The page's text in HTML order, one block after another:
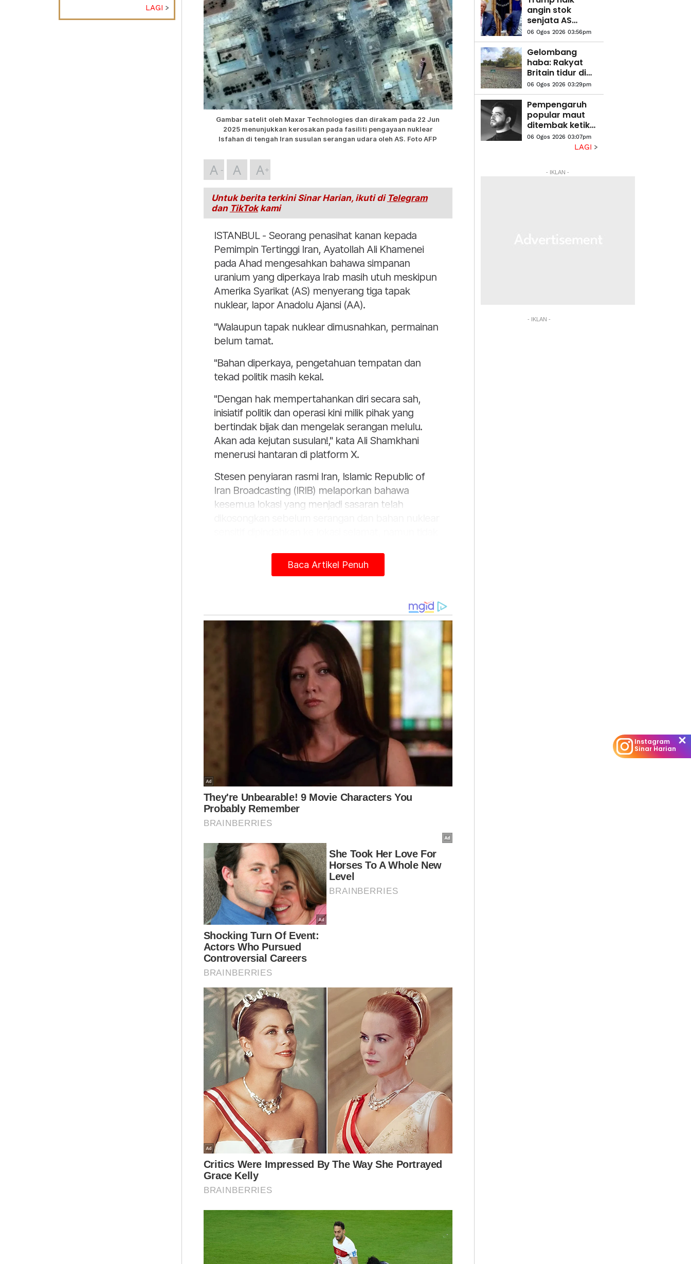
LAGI
Gambar satelit oleh Maxar Technologies dan dirakam pada 22 Jun
2025 menunjukkan kerosakan pada fasiliti pengayaan nuklear
Isfahan di tengah Iran susulan serangan udara oleh AS. Foto AFP
A A A
Untuk berita terkini Sinar Harian, ikuti di Telegram
dan TikTokkami
ISTANBUL - Seorang penasihat kanan kepada
Pemimpin Tertinggi Iran, Ayatollah Ali Khamenei
pada Ahad mengesahkan bahawa simpanan
uranium yang diperkaya Irab masih utuh meskipun
Amerika Syarikat (AS) menyerang tiga tapak
nuklear, lapor Anadolu Ajansi (AA).
"Walaupun tapak nuklear dimusnahkan, permainan
belum tamat.
"Bahan diperkaya, pengetahuan tempatan dan
tekad politik masih kekal.
"Dengan hak mempertahankan diri secara sah,
inisiatif politik dan operasi kini milik pihak yang
bertindak bijak dan mengelak serangan melulu.
Akan ada kejutan susulan!," kata Ali Shamkhani
menerusi hantaran di platform X.
Stesen penyiaran rasmi Iran, Islamic Republic of
Iran Broadcasting (IRIB) melaporkan bahawa
kesemua lokasi yang menjadi sasaran telah
Terdahulu, Presiden Amerika Syarikat Donald
Menurut laporan, enam bom bunker-buster
digugurkan ke atas kemudahan bawah tanah Fordo
oleh pesawat pengebom B-2, manakala puluhan
peluru berpandu jelajah dilancarkan dari kapal
Serangan itu merupakan tindakan terbaharu dalam
siri serangan ketenteraan AS yang menyokong
kempen ketenteraan Israel terhadap Iran sejak 13
Jun lalu, yang kemudian mendorong Tehran
melancarkan serangan balas ke atas Israel. -
Bernama-Anadolu
Artikel Berkaitan:
AS nafi mahu gulingkan kerajaan Iran
Iran akan 'buka pintu neraka' terhadap Israel -
Parlimen Iran lulus langkah tutup Selat Hormuz susulan
serangan AS ke atas tapak nuklear
AS gugur 6 bom 'bunker buster' di Fordo, lancar 30
peluru berpandu krus di Natanz - Laporan
Trump serang Iran tanpa kebenaran Kongres - Ahli
Parlimen AS
AS serang tiga tapak nuklear Iran, Trump sifatkan
serangan berjaya
Muat turun aplikasi Sinar Harian.Klik di sini!
Konflik Israel Iran Serangan AS
Nuklear
Artikel Disyorkan
Baca Artikel Penuh
angin stok
senjata AS
hampir
kehabisan
06 Ogos 2026 03:56pm
Gelombang
haba: Rakyat
Britain tidur di
dapur, ambil
cuti
06 Ogos 2026 03:29pm
Pempengaruh
popular maut
ditembak ketika
siaran langsung
06 Ogos 2026 03:07pm
LAGI
- IKLAN -
- IKLAN -
Instagram
Sinar Harian